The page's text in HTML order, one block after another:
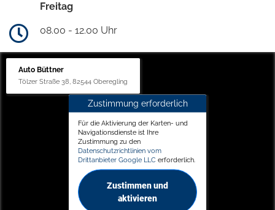
Freitag
08.00 - 12.00 Uhr
Auto Büttner
Tölzer Straße 38, 82544 Oberegling
Zustimmung erforderlich
Für die Aktivierung der Karten- und
Navigationsdienste ist Ihre
Zustimmung zu den
Datenschutzrichtlinien vom
Drittanbieter Google LLC erforderlich.
Zustimmen und
aktivieren